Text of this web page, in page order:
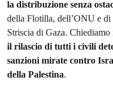
la distribuzione senza
della Flotilla, dell’ONU e
Striscia di Gaza.
il rilascio di tutti i civili
sanzioni mirate contro
della Palestina.